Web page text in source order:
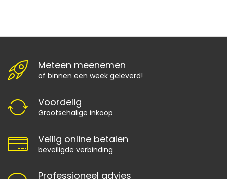
Meteen meenemen
of binnen een week geleverd!
Voordelig
Grootschalige inkoop
Veilig online betalen
beveiligde verbinding
Professioneel advies